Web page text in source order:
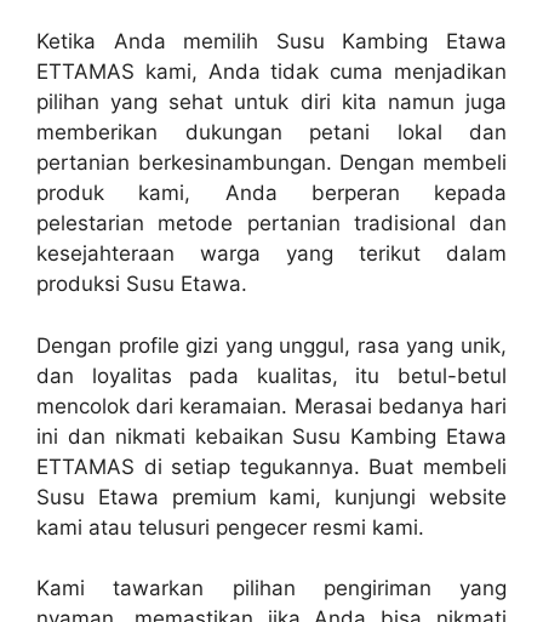
Ketika Anda memilih Susu Kambing Etawa
ETTAMAS kami, Anda tidak cuma menjadikan
pilihan yang sehat untuk diri kita namun juga
memberikan dukungan petani lokal dan
pertanian berkesinambungan. Dengan membeli
produk kami, Anda berperan kepada
pelestarian metode pertanian tradisional dan
kesejahteraan warga yang terikut dalam
produksi Susu Etawa.
Dengan profile gizi yang unggul, rasa yang unik,
dan loyalitas pada kualitas, itu betul-betul
mencolok dari keramaian. Merasai bedanya hari
ini dan nikmati kebaikan Susu Kambing Etawa
ETTAMAS di setiap tegukannya. Buat membeli
Susu Etawa premium kami, kunjungi website
kami atau telusuri pengecer resmi kami.
Kami tawarkan pilihan pengiriman yang